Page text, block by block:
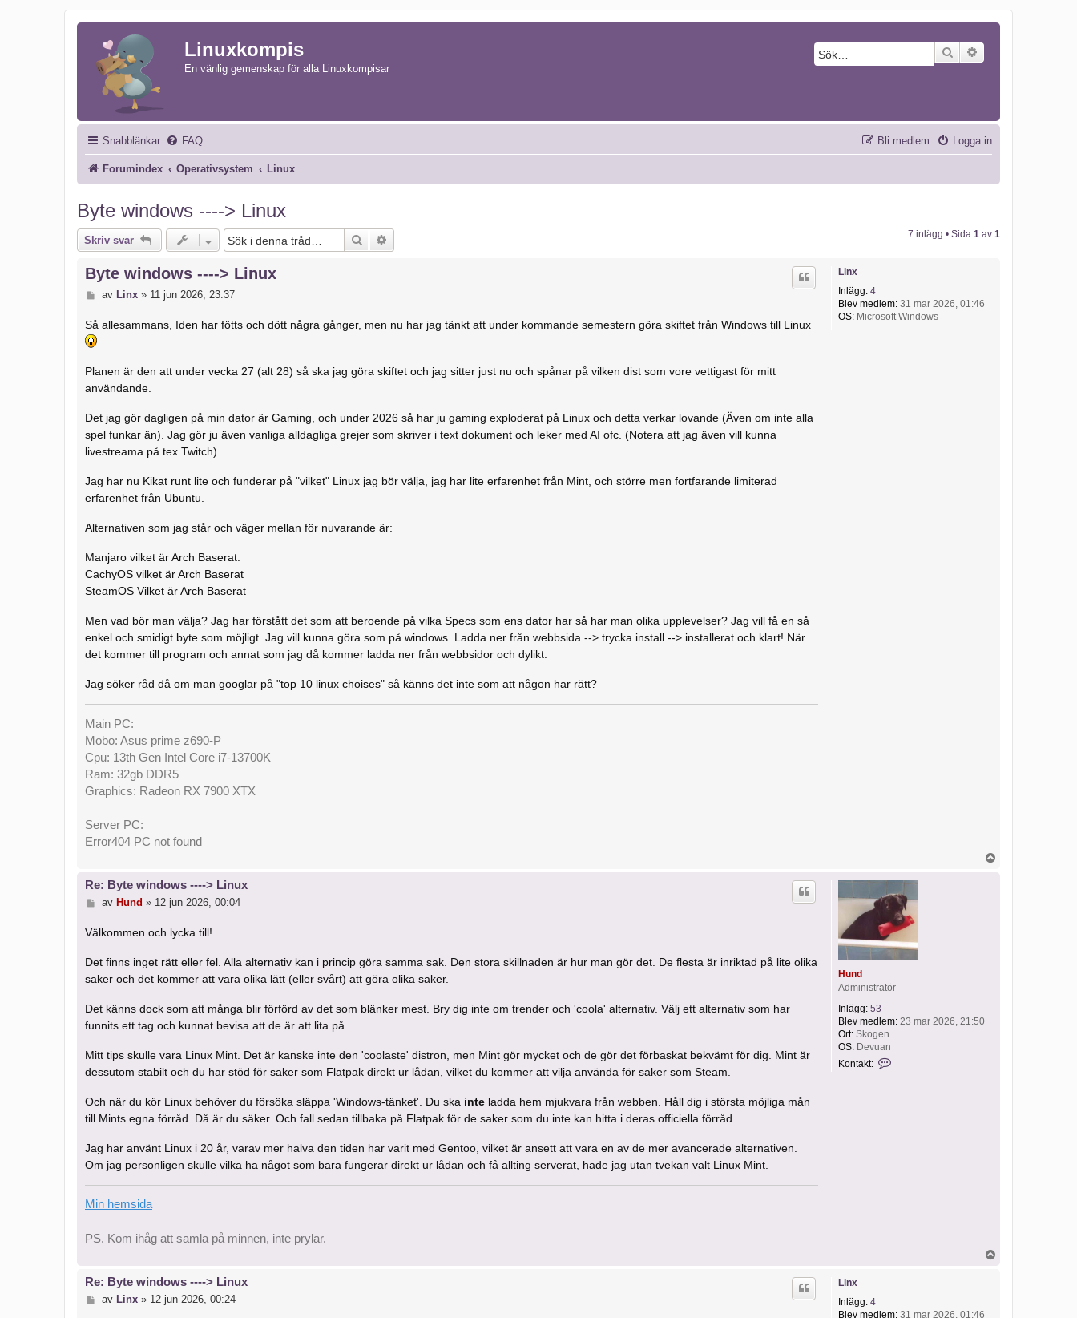
Linuxkompis
En vänlig gemenskap för alla Linuxkompisar
Sök
Snabblänkar FAQ Logga in
Bli medlem
Forumindex Operativsystem Linux
Byte windows ----> Linux
Skriv svar Sök 7 inlägg • Sida 1 av 1
Linx
Inlägg: 4
Blev medlem: 31 mar 2026, 01:46
OS: Microsoft Windows
Byte windows ----> Linux
ä
av Linx» 11 jun 2026, 23:37
Så allesammans, Iden har fötts och dött några gånger, men nu har jag tänkt att under kommande semestern göra skiftet från Windows till Linux
Planen är den att under vecka 27 (alt 28) så ska jag göra skiftet och jag sitter just nu och spånar på vilken dist som vore vettigast för mitt
användande.
Det jag gör dagligen på min dator är Gaming, och under 2026 så har ju gaming exploderat på Linux och detta verkar lovande (Även om inte alla
spel funkar än). Jag gör ju även vanliga alldagliga grejer som skriver i text dokument och leker med AI ofc. (Notera att jag även vill kunna
livestreama på tex Twitch)
Jag har nu Kikat runt lite och funderar på "vilket" Linux jag bör välja, jag har lite erfarenhet från Mint, och större men fortfarande limiterad
erfarenhet från Ubuntu.
Alternativen som jag står och väger mellan för nuvarande är:
Manjaro vilket är Arch Baserat.
CachyOS vilket är Arch Baserat
SteamOS Vilket är Arch Baserat
Men vad bör man välja? Jag har förstått det som att beroende på vilka Specs som ens dator har så har man olika upplevelser? Jag vill få en så
enkel och smidigt byte som möjligt. Jag vill kunna göra som på windows. Ladda ner från webbsida --> trycka install --> installerat och klart! När
det kommer till program och annat som jag då kommer ladda ner från webbsidor och dylikt.
Jag söker råd då om man googlar på "top 10 linux choises" så känns det inte som att någon har rätt?
Main PC:
Mobo: Asus prime z690-P
Cpu: 13th Gen Intel Core i7-13700K
Ram: 32gb DDR5
Graphics: Radeon RX 7900 XTX
Server PC:
Error404 PC not found
Hund
Administratör
Inlägg: 53
Blev medlem: 23 mar 2026, 21:50
Ort: Skogen
OS: Devuan
Kontakt:
Re: Byte windows ----> Linux
ä
g
av Hund » 12 jun 2026, 00:04
Välkommen och lycka till!
Det finns inget rätt eller fel. Alla alternativ kan i princip göra samma sak. Den stora skillnaden är hur man gör det. De flesta är inriktad på lite olika
saker och det kommer att vara olika lätt (eller svårt) att göra olika saker.
Det känns dock som att många blir förförd av det som blänker mest. Bry dig inte om trender och 'coola' alternativ. Välj ett alternativ som har
funnits ett tag och kunnat bevisa att de är att lita på.
Mitt tips skulle vara Linux Mint. Det är kanske inte den 'coolaste' distron, men Mint gör mycket och de gör det förbaskat bekvämt för dig. Mint är
dessutom stabilt och du har stöd för saker som Flatpak direkt ur lådan, vilket du kommer att vilja använda för saker som Steam.
Och när du kör Linux behöver du försöka släppa 'Windows-tänket'. Du ska inte ladda hem mjukvara från webben. Håll dig i största möjliga mån
till Mints egna förråd. Då är du säker. Och fall sedan tillbaka på Flatpak för de saker som du inte kan hitta i deras officiella förråd.
Jag har använt Linux i 20 år, varav mer halva den tiden har varit med Gentoo, vilket är ansett att vara en av de mer avancerade alternativen.
Om jag personligen skulle vilka ha något som bara fungerar direkt ur lådan och få allting serverat, hade jag utan tvekan valt Linux Mint.
Min hemsida
PS. Kom ihåg att samla på minnen, inte prylar.
Linx
Inlägg: 4
Blev medlem: 31 mar 2026, 01:46
Re: Byte windows ----> Linux
av Linx» 12 jun 2026, 00:24